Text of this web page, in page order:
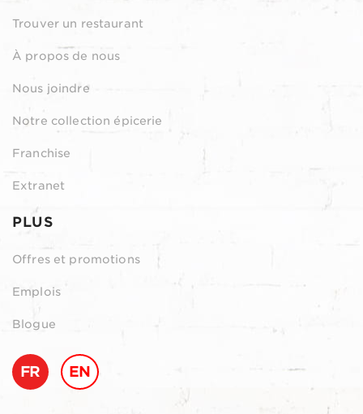
Trouver un restaurant
À propos de nous
Nous joindre
Notre collection épicerie
Franchise
Extranet
PLUS
Offres et promotions
Emplois
Blogue
FR EN